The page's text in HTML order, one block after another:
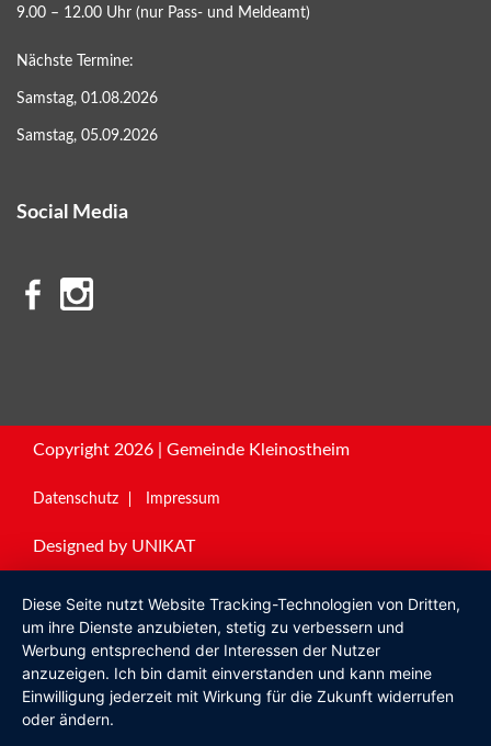
9.00 – 12.00 Uhr (nur Pass- und Meldeamt)
Nächste Termine:
Samstag, 01.08.2026
Samstag, 05.09.2026
Social Media
Copyright 2026 | Gemeinde Kleinostheim
Datenschutz Impressum
Designed by UNIKAT
Diese Seite nutzt Website Tracking-Technologien von Dritten,
um ihre Dienste anzubieten, stetig zu verbessern und
Werbung entsprechend der Interessen der Nutzer
anzuzeigen. Ich bin damit einverstanden und kann meine
Einwilligung jederzeit mit Wirkung für die Zukunft widerrufen
oder ändern.